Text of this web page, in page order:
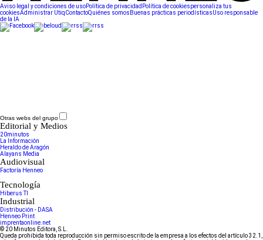
Aviso legal y condiciones de usoPolítica de privacidad Política de cookiespersonaliza tus
cookiesAdministrar UtiqContactoQuiénes somos Buenas prácticas periodísticasUso responsable
de la IA
Otras webs del grupo
Editorial y Medios
20minutos
La Información
Heraldo de Aragón
Alayans Media
Audiovisual
Factoría Henneo
Tecnología
Hiberus TI
Industrial
Distribución - DASA
Henneo Print
imprentaonline.net
© 20 Minutos Editora, S.L.
Queda prohibida toda reproducción sin permiso escrito de la empresa a los efectos del artículo 32.1,